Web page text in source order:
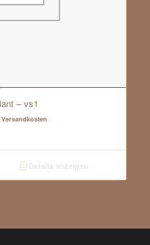
– vs1
Details anzeigen